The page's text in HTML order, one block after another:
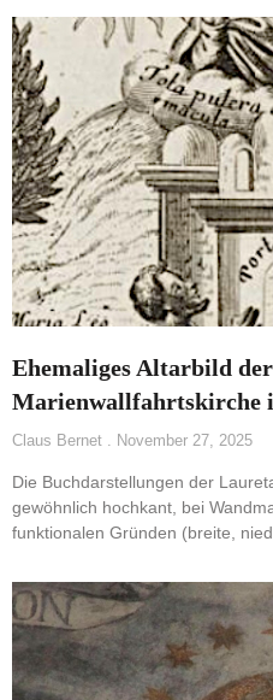
Ehemaliges Altarbild der
Marienwallfahrtskirche
Claus Bernet November 27, 2025
Die Buchdarstellungen der
gewöhnlich hochkant, bei
funktionalen Gründen (breite,